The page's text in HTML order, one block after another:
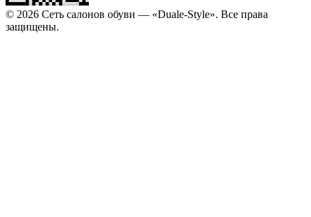
© 2026 Сеть салонов обуви — «Duale-Style». Все права
защищены.